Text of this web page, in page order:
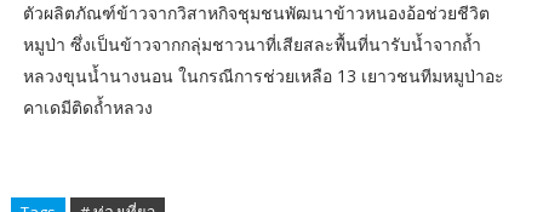
ตัวผลิตภัณฑ์ข้าวจากวิสาหกิจชุมชนพัฒนาข้าวหนองอ้อช่วยชีวิต
หมูป่า ซึ่งเป็นข้าวจากกลุ่มชาวนาที่เสียสละพื้นที่นารับน้ำจากถ้ำ
หลวงขุนน้ำนางนอน ในกรณีการช่วยเหลือ 13 เยาวชนทีมหมูป่าอะ
คาเดมีติดถ้ำหลวง